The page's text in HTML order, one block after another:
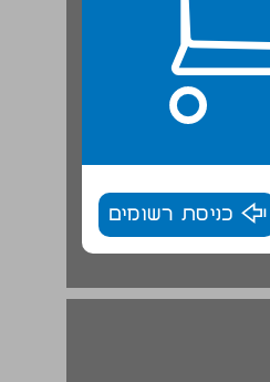
כניסת רשומים